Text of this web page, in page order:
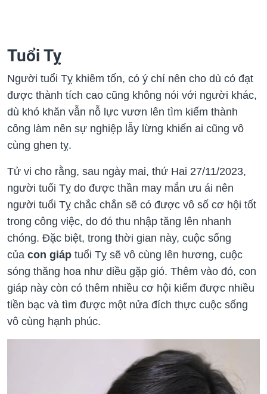
Tuổi Tỵ
Người tuổi Tỵ khiêm tốn, có ý chí nên cho dù có đạt
được thành tích cao cũng không nói với người khác,
dù khó khăn vẫn nỗ lực vươn lên tìm kiếm thành
công làm nên sự nghiệp lẫy lừng khiến ai cũng vô
cùng ghen tỵ.
Tử vi cho rằng, sau ngày mai, thứ Hai 27/11/2023,
người tuổi Tỵ do được thần may mắn ưu ái nên
người tuổi Tỵ chắc chắn sẽ có được vô số cơ hội tốt
trong công việc, do đó thu nhập tăng lên nhanh
chóng. Đặc biệt, trong thời gian này, cuộc sống
của con giáp tuổi Tỵ sẽ vô cùng lên hương, cuộc
sóng thăng hoa như diều gặp gió. Thêm vào đó, con
giáp này còn có thêm nhiều cơ hội kiếm được nhiều
tiền bạc và tìm được một nửa đích thực cuộc sống
vô cùng hạnh phúc.